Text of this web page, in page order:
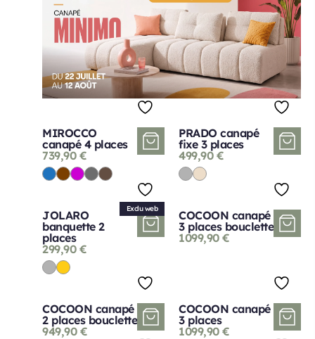
MIROCCO
canapé 4 places
739,90 €
PRADO canapé
fixe 3 places
499,90 €
Exclu web
JOLARO
banquette 2
places
299,90 €
COCOON canapé
3 places bouclette
1099,90 €
COCOON canapé
2 places bouclette
949,90 €
COCOON canapé
3 places
1099,90 €